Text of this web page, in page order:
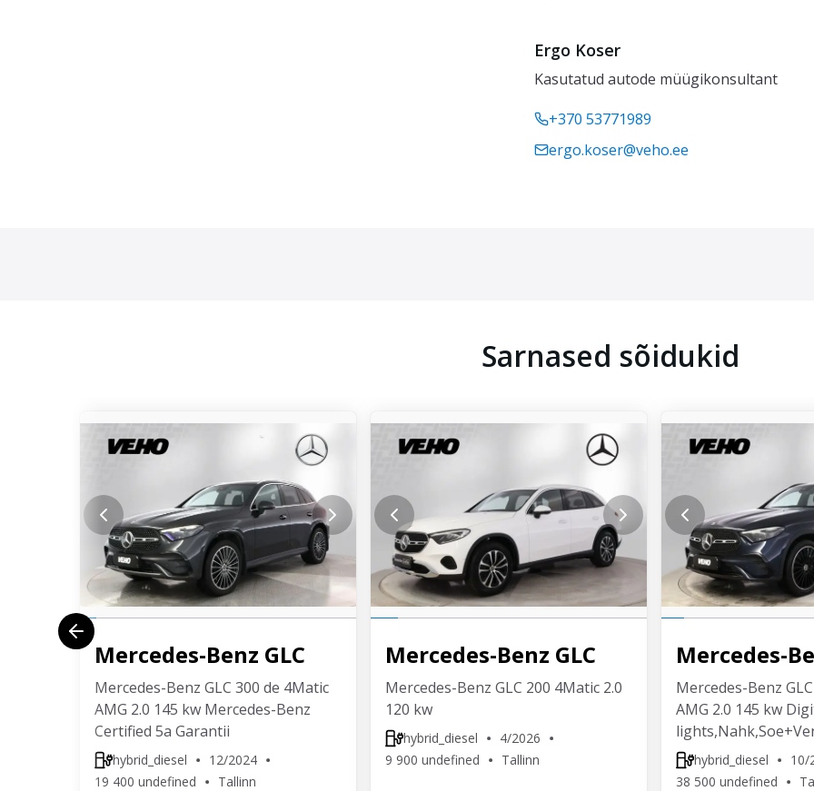
Ergo Koser
Kasutatud autode müügikonsultant
+370 53771989
ergo.koser@veho.ee
Sarnased sõidukid
Mercedes-Benz GLC
Mercedes-Benz GLC 300 de 4Matic
AMG 2.0 145 kw Mercedes-Benz
Certified 5a Garantii
hybrid_diesel
12/2024
19 400 undefined
Tallinn
Mercedes-Benz GLC
Mercedes-Benz GLC 200 4Matic 2.0
120 kw
hybrid_diesel
4/2026
9 900 undefined
Tallinn
Mercedes-
Mercedes-Benz
AMG 2.0 145 kw
hybrid_diesel
10/
38 500 undefined